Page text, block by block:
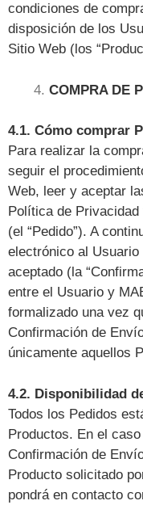
condiciones de
disposición de los
Sitio Web (los
COMPRA DE
4.1. Cómo comprar
Para realizar la
seguir el
Web, leer y aceptar
Política de Privacidad
(el “Pedido”). A
electrónico al
aceptado (la
entre el Usuario y
formalizado una vez
Confirmación de
únicamente aquellos
4.2. Disponibilidad
Todos los Pedidos
Productos. En el
Confirmación de
Producto solicitado
pondrá en contacto